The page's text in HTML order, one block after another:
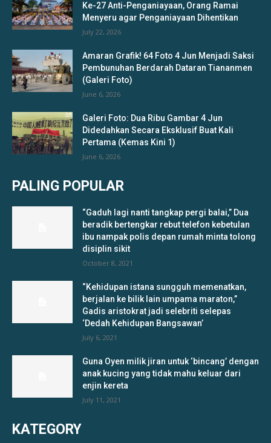
Ke-27 Anti-Penganiayaan, Orang Ramai
Menyeru agar Penganiayaan Dihentikan
July 22, 2026
Amaran Grafik! 64 Foto 4 Jun Menjadi Saksi
Pembunuhan Berdarah Dataran Tiananmen
(Galeri Foto)
June 6, 2026
Galeri Foto: Dua Ribu Gambar 4 Jun
Didedahkan Secara Eksklusif Buat Kali
Pertama (Kemas Kini 1)
June 6, 2026
PALING POPULAR
“Gaduh lagi nanti tangkap pergi balai,” Dua
beradik bertengkar rebut telefon kebetulan
ibu nampak polis depan rumah minta tolong
disiplin sikit
October 8, 2021
“Kehidupan istana sungguh memenatkan,
berjalan ke bilik lain umpama maraton,”
Gadis aristokrat jadi selebriti selepas
‘Dedah Kehidupan Bangsawan’
July 6, 2021
Guna Oyen milik jiran untuk ‘bincang’ dengan
anak kucing yang tidak mahu keluar dari
enjin kereta
July 11, 2021
KATEGORY